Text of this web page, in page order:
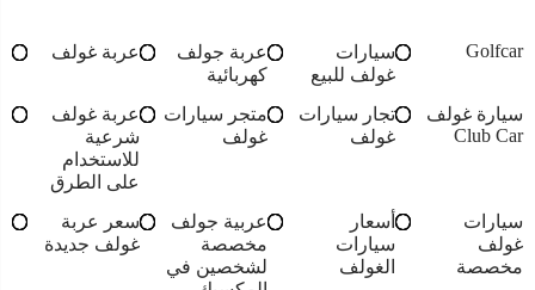
Golfcar
سيارات
غولف للبيع
عربة جولف
كهربائية
عربة غولف
سيارة غولف
Club Car
تجار سيارات
غولف
متجر سيارات
غولف
عربة غولف
شرعية
للاستخدام
على الطرق
سيارات
غولف
مخصصة
أسعار
سيارات
الغولف
عربية جولف
مخصصة
لشخصين في
سعر عربة
غولف جديدة